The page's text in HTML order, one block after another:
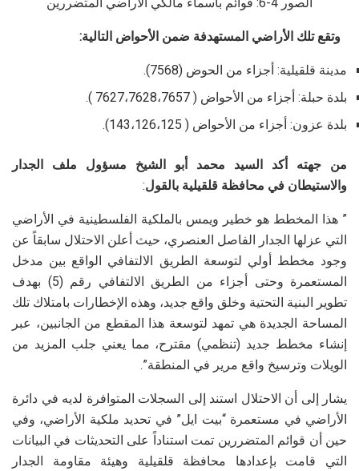
الصور 4-6: قوائم بأسماء مالكي الأراضي المتضررين
وتقع تلك الأراضي المستهدفة ضمن الأحواض التالية:
مدينة قلقيلية: أجزاء من الحوض (7568).
بلدة حبلة: أجزاء من الأحواض ( 7627،7628،7657 ).
بلدة عزون: أجزاء من الأحواض ( 143،126،125).
من جهته أكد السيد محمد أبو الشيخ مسؤول ملف الجدار
والاستيطان في محافظة قلقيلية بالقول:
” هذا المخطط هو خطير ويمس بالملكية الفلسطينية في الأراضي
التي عزلها الجدار الفاصل العنصري، حيث أعلن الاحتلال سابقاً عن
وجود مخطط أولي لتوسعة الطريق الالتفافي الواقع بين مدخل
المستعمرة وحتى أجزاء من الطريق الالتفافي رقم (5) بهدف
تطوير البنية التحتية وخلق واقع جديد، وهذه الإخطارات بامتلاك تلك
المساحة الجديدة هي تمهد لتوسعة هذا المقطع من الجانبين، عبر
إنشاء مخطط جديد (تنظمي) مقترح، مما يعني جلب المزيد من
الويلات وترسيخ واقع مرير في المنطقة”.
يشار إلى أن الاحتلال استند إلى السجلات المتوافرة لديه في دائرة
الأراضي في مستعمرة “بيت ايل” في تحديد ملكية الأراضي، وفي
حين أن قوائم المتضررين تمت استناداً على التحديثات في البيانات
التي قامت بإعدادها محافظة قلقيلية وهيئة مقاومة الجدار